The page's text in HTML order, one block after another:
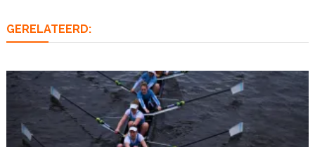
GERELATEERD: